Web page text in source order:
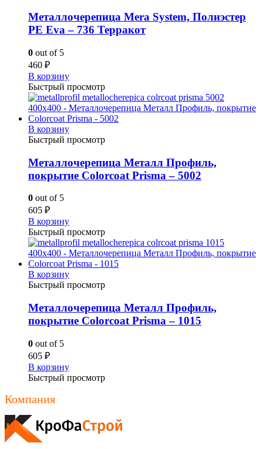
Металлочерепица Mera System, Полиэстер
PE Eva – 736 Терракот
0 out of 5
460 ₽
В корзину
Быстрый просмотр
В корзину
Быстрый просмотр
Металлочерепица Металл Профиль,
покрытие Colorcoat Prisma – 5002
0 out of 5
605 ₽
В корзину
Быстрый просмотр
В корзину
Быстрый просмотр
Металлочерепица Металл Профиль,
покрытие Colorcoat Prisma – 1015
0 out of 5
605 ₽
В корзину
Быстрый просмотр
Компания